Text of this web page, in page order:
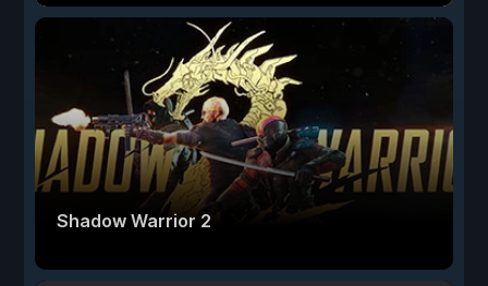
Shadow Warrior 2